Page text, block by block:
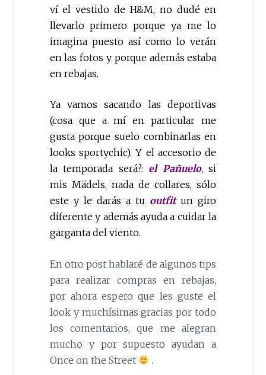
ví el vestido de H&M, no dudé en
llevarlo primero porque ya me lo
imagina puesto así como lo verán
en las fotos y porque además estaba
en rebajas.
Ya vamos sacando las deportivas
(cosa que a mí en particular me
gusta porque suelo combinarlas en
looks sportychic). Y el accesorio de
la temporada será?: el Pañuelo, si
mis Mädels, nada de collares, sólo
este y le darás a tu outfit un giro
diferente y además ayuda a cuidar la
garganta del viento.
En otro post hablaré de algunos tips
para realizar compras en rebajas,
por ahora espero que les guste el
look y muchísimas gracias por todo
los comentarios, que me alegran
mucho y por supuesto ayudan a
Once on the Street
.